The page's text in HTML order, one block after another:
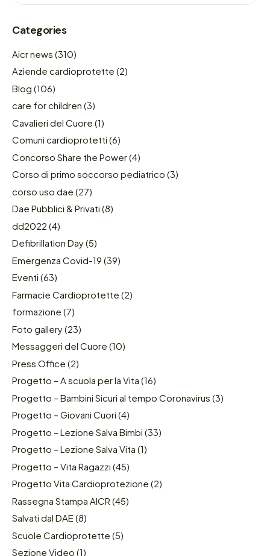
Categories
Aicr news (310)
Aziende cardioprotette (2)
Blog (106)
care for children (3)
Cavalieri del Cuore (1)
Comuni cardioprotetti (6)
Concorso Share the Power(4)
Corso di primo soccorso pediatrico (3)
corso uso dae (27)
Dae Pubblici & Privati (8)
dd2022 (4)
Defibrillation Day(5)
Emergenza Covid-19 (39)
Eventi (63)
Farmacie Cardioprotette (2)
formazione (7)
Foto gallery(23)
Messaggeri del Cuore (10)
Press Office (2)
Progetto – A scuola per la Vita (16)
Progetto – Bambini Sicuri al tempo Coronavirus (3)
Progetto – Giovani Cuori (4)
Progetto – Lezione Salva Bimbi (33)
Progetto – Lezione Salva Vita (1)
Progetto – Vita Ragazzi (45)
Progetto Vita Cardioprotezione (2)
Rassegna Stampa AICR (45)
Salvati dal DAE (8)
Scuole Cardioprotette (5)
Sezione Video (1)